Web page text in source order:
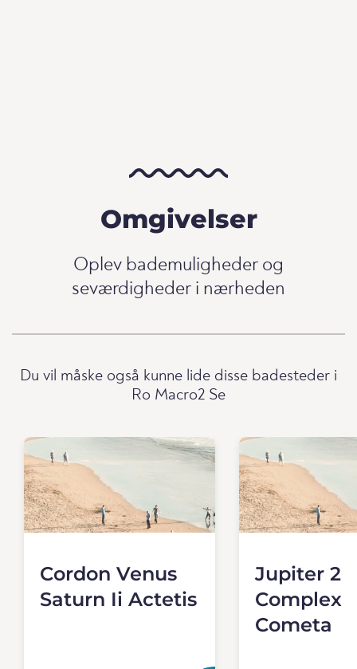
Omgivelser
Oplev bademuligheder og
seværdigheder i nærheden
Du vil måske også kunne lide disse badesteder i
Ro Macro2 Se
Cordon Venus
Saturn Ii Actetis
Jupiter 2
Complex
Cometa